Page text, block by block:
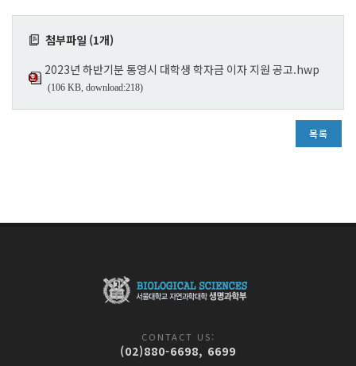
첨부파일 (1개)
2023년 하반기분 통영시 대학생 학자금 이자 지원 공고.hwp
(106 KB, download:218)
목록
CONTACT US:
(02)880-6698, 6699